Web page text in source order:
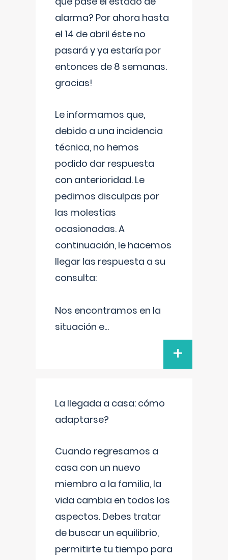
alarma? Por ahora hasta
el 14 de abril éste no
pasará y ya estaría por
entonces de 8 semanas.
gracias!
Le informamos que,
debido a una incidencia
técnica, no hemos
podido dar respuesta
con anterioridad. Le
pedimos disculpas por
las molestias
ocasionadas. A
continuación, le hacemos
llegar las respuesta a su
consulta:
Nos encontramos en la
situación e...
+
La llegada a casa: cómo
adaptarse?
Cuando regresamos a
casa con un nuevo
miembro a la familia, la
vida cambia en todos los
aspectos. Debes tratar
de buscar un equilibrio,
permitirte tu tiempo para